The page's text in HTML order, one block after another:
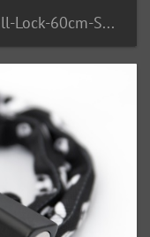
20399 Liix-Fahrradschloss-Small-Lock-60cm-Soccerball